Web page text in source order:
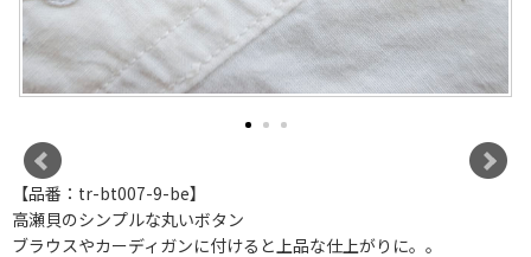
【品番：tr-bt007-9-be】
高瀬貝のシンプルな丸いボタン
ブラウスやカーディガンに付けると上品な仕上がりに。。